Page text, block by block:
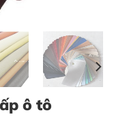
ô tô